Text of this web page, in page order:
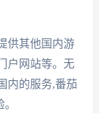
供其他国内游
户网站等。无
内的服务,番茄